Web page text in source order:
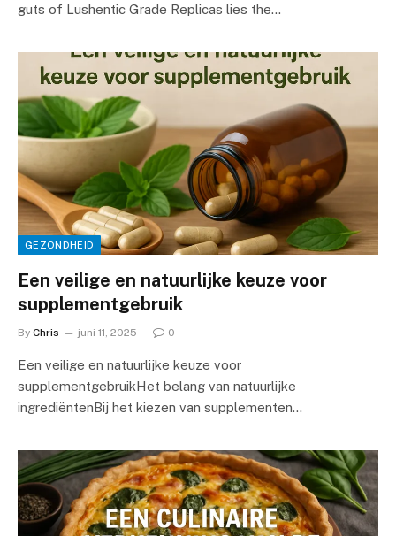
guts of Lushentic Grade Replicas lies the…
GEZONDHEID
Een veilige en natuurlijke keuze voor
supplementgebruik
By Chris juni 11, 2025 0
Een veilige en natuurlijke keuze voor
supplementgebruikHet belang van natuurlijke
ingrediëntenBij het kiezen van supplementen…